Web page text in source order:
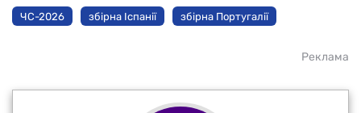
ЧС-2026 збірна Іспанії збірна Португалії
Реклама